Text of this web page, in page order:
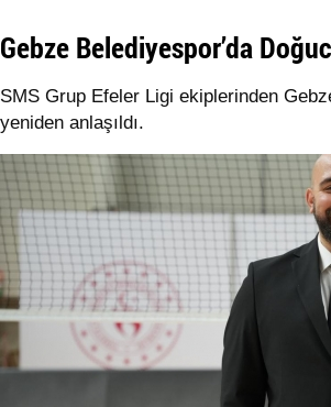
Gebze Belediyespor’da
SMS Grup Efeler Ligi ekiplerinden
yeniden anlaşıldı.